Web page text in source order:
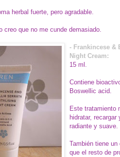
herbal fuerte, pero agradable.
creo que no me cunde demasiado.
- Frankincese &
Night Cream:
15 ml.
Contiene
Boswellic acid.
Este tratamiento
hidratar,
radiante y suave.
También tiene un
que el resto de